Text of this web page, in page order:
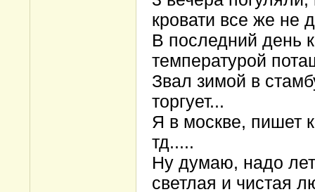
кровати все же не
В последний день
температурой
Звал зимой в
торгует...
Я в москве, пишет
тд.....
Ну думаю, надо
светлая и чистая